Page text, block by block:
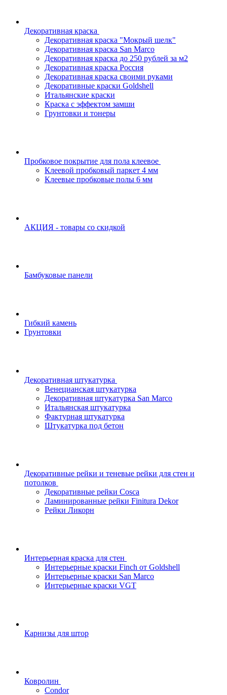
Декоративная краска
Декоративная краска "Мокрый шелк"
Декоративная краска San Marco
Декоративная краска до 250 рублей за м2
Декоративная краска Россия
Декоративная краска своими руками
Декоративные краски Goldshell
Итальянские краски
Краска с эффектом замши
Грунтовки и тонеры
Пробковое покрытие для пола клеевое
Клеевой пробковый паркет 4 мм
Клеевые пробковые полы 6 мм
АКЦИЯ - товары со скидкой
Бамбуковые панели
Гибкий камень
Грунтовки
Декоративная штукатурка
Венецианская штукатурка
Декоративная штукатурка San Marco
Итальянская штукатурка
Фактурная штукатурка
Штукатурка под бетон
Декоративные рейки и теневые рейки для стен и
потолков
Декоративные рейки Cosca
Ламинированные рейки Finitura Dekor
Рейки Ликорн
Интерьерная краска для стен
Интерьерные краски Finch от Goldshell
Интерьерные краски San Marco
Интерьерные краски VGT
Карнизы для штор
Ковролин
Condor